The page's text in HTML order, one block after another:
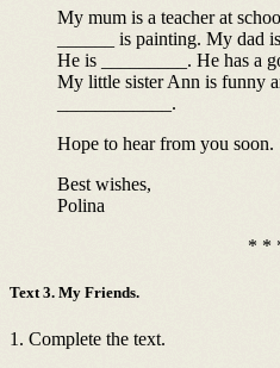
My mum is a teacher at
______ is painting. My dad
He is _________. He has a
My little sister Ann is funny
____________.
Hope to hear from you soon.
Best wishes,
Polina
* *
Text 3. My Friends.
1. Complete the text.